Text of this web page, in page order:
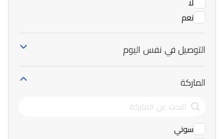
لا
نعم
التوصيل في نفس اليوم
الماركة
سوني